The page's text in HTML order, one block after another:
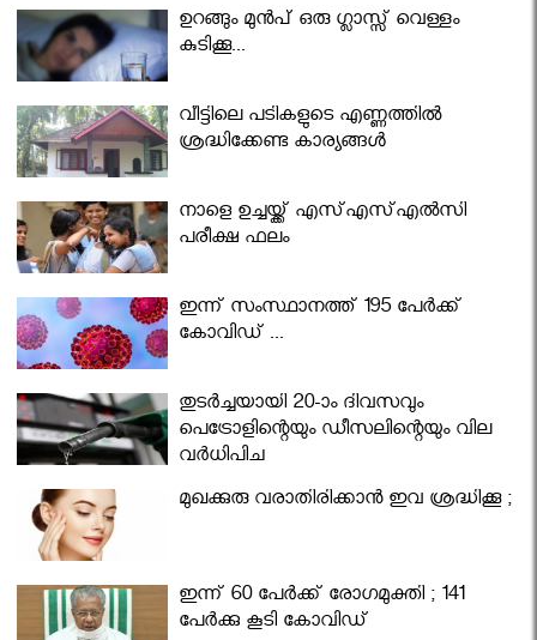
ഉറങ്ങും മുന്‍പ് ഒരു ഗ്ലാസ്സ് വെള്ളം
കുടിക്കൂ...
വീട്ടിലെ പടികളുടെ എണ്ണത്തിൽ
ശ്രദ്ധിക്കേണ്ട കാര്യങ്ങൾ
നാളെ ഉച്ചയ്ക്ക് എസ്എസ്എല്‍സി
പരീക്ഷ ഫലം
ഇന്ന് സംസ്ഥാനത്ത് 195 പേര്‍ക്ക്
കോവിഡ് ...
തുടർച്ചയായി 20-ാം ദിവസവും
പെട്രോളിന്റെയും ഡീസലിന്റെയും വില
വര്‍ധിപ്പിച്ചു
മുഖക്കുരു വരാതിരിക്കാന്‍ ഇവ ശ്രദ്ധിക്കൂ ;
ഇന്ന് 60 പേർക്ക് രോഗമുക്തി ; 141
പേര്‍ക്കു കൂടി കോവിഡ്